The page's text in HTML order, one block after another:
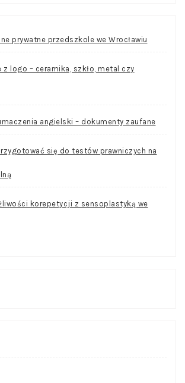
prywatne przedszkole we Wrocławiu
z logo – ceramika, szkło, metal czy
angielski – dokumenty zaufane
się do testów prawniczych na
korepetycji z sensoplastyką we